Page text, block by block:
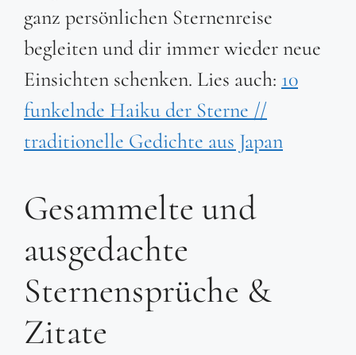
ganz persönlichen Sternenreise
begleiten und dir immer wieder neue
Einsichten schenken. Lies auch: 10
funkelnde Haiku der Sterne //
traditionelle Gedichte aus Japan
Gesammelte und
ausgedachte
Sternensprüche &
Zitate